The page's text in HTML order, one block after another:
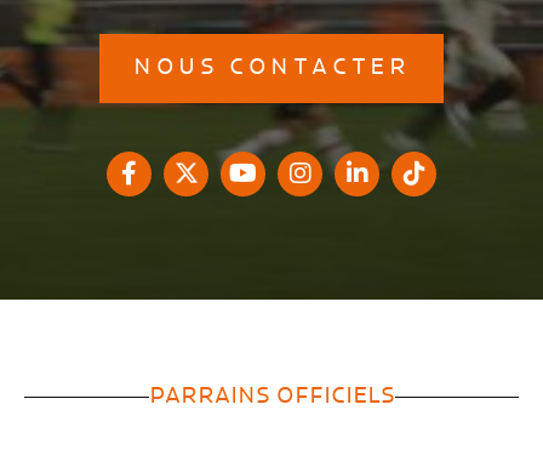
NOUS CONTACTER
PARRAINS OFFICIELS